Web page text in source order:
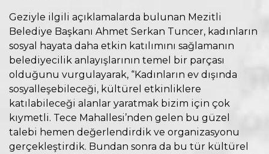
Geziyle ilgili açıklamalarda bulunan Mezitli
Belediye Başkanı Ahmet Serkan Tuncer, kadınların
sosyal hayata daha etkin katılımını sağlamanın
belediyecilik anlayışlarının temel bir parçası
olduğunu vurgulayarak, “Kadınların ev dışında
sosyalleşebileceği, kültürel etkinliklere
katılabileceği alanlar yaratmak bizim için çok
kıymetli. Tece Mahallesi’nden gelen bu güzel
talebi hemen değerlendirdik ve organizasyonu
gerçekleştirdik. Bundan sonra da bu tür kültürel